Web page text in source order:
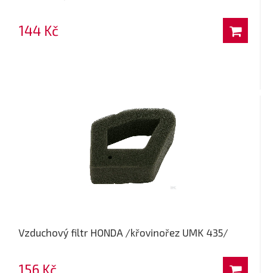
144 Kč
Vzduchový filtr HONDA /křovinořez UMK 435/
156 Kč